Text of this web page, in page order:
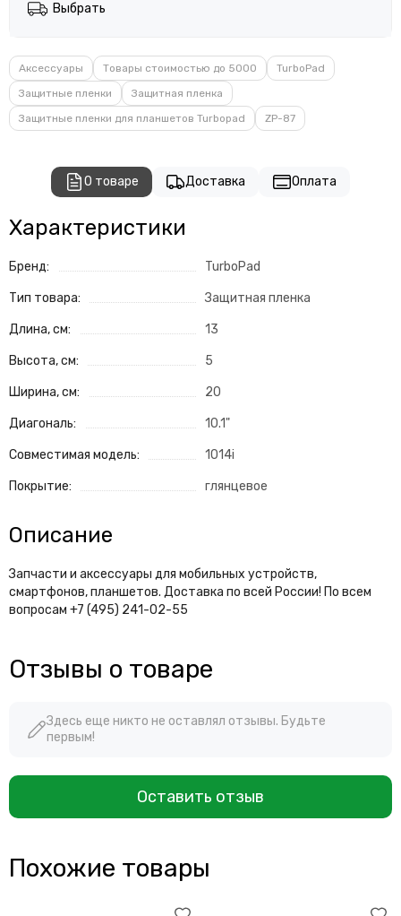
Выбрать
Аксессуары Товары стоимостью до 5000
TurboPad
Защитные пленки
Защитная пленка
Защитные пленки для планшетов Turbopad
ZP-87
О товаре Доставка Оплата
Характеристики
Бренд: TurboPad
Тип товара: Защитная пленка
Длина, см: 13
Высота, см: 5
Ширина, см: 20
Диагональ: 10.1"
Совместимая модель: 1014i
Покрытие: глянцевое
Описание
Запчасти и аксессуары для мобильных устройств,
смартфонов, планшетов. Доставка по всей России! По всем
вопросам +7 (495) 241-02-55
Отзывы о товаре
Здесь еще никто не оставлял отзывы. Будьте
первым!
Оставить отзыв
Похожие товары